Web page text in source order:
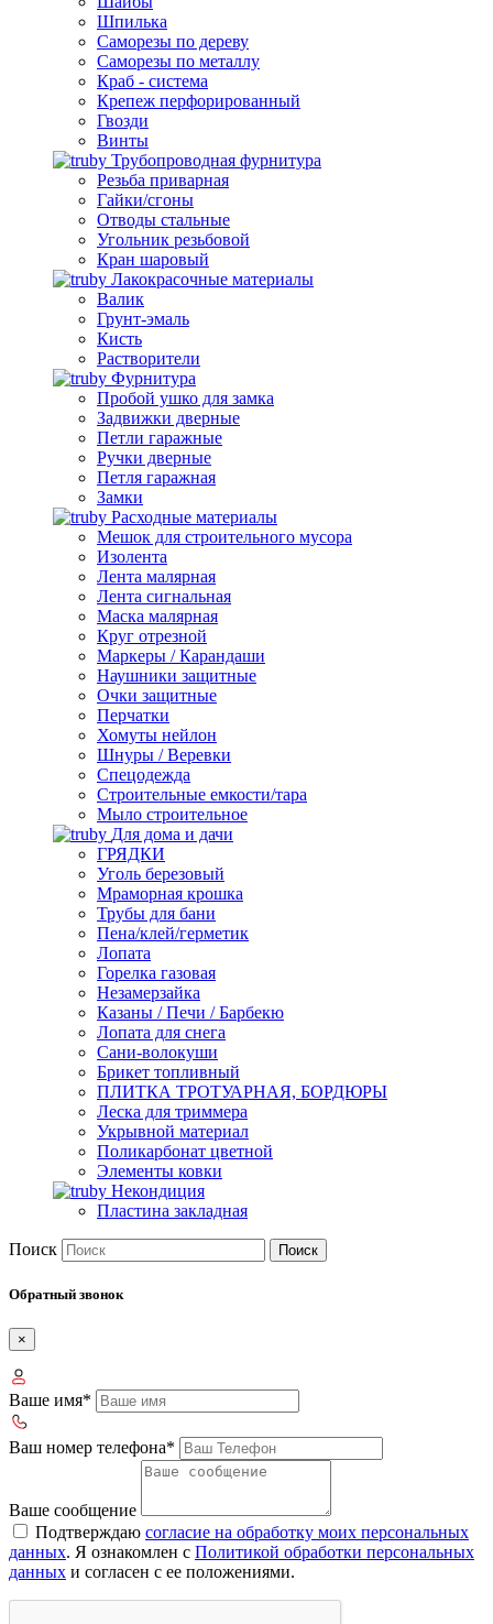
Шпилька
Саморезы по дереву
Саморезы по металлу
Краб - система
Крепеж перфорированный
Гвозди
Винты
Трубопроводная фурнитура
Резьба приварная
Гайки/сгоны
Отводы стальные
Угольник резьбовой
Кран шаровый
Лакокрасочные материалы
Валик
Грунт-эмаль
Кисть
Растворители
Фурнитура
Пробой ушко для замка
Задвижки дверные
Петли гаражные
Ручки дверные
Петля гаражная
Замки
Расходные материалы
Мешок для строительного мусора
Изолента
Лента малярная
Лента сигнальная
Маска малярная
Круг отрезной
Маркеры / Карандаши
Наушники защитные
Очки защитные
Перчатки
Хомуты нейлон
Шнуры / Веревки
Спецодежда
Строительные емкости/тара
Мыло строительное
Для дома и дачи
ГРЯДКИ
Уголь березовый
Мраморная крошка
Трубы для бани
Пена/клей/герметик
Лопата
Горелка газовая
Незамерзайка
Казаны / Печи / Барбекю
Лопата для снега
Сани-волокуши
Брикет топливный
ПЛИТКА ТРОТУАРНАЯ, БОРДЮРЫ
Леска для триммера
Укрывной материал
Поликарбонат цветной
Элементы ковки
Некондиция
Пластина закладная
Поиск Поиск
Обратный звонок
×
Ваше имя*
Ваш номер телефона*
Ваше сообщение
Подтверждаю согласие на обработку моих персональных
данных. Я ознакомлен с Политикой обработки персональных
данных и согласен с ее положениями.